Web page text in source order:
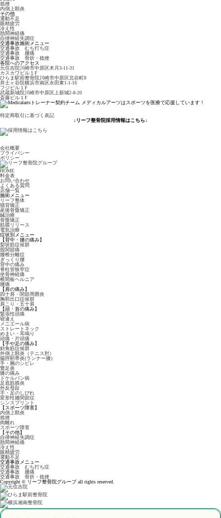
捻挫
内側上顆炎
その他
運動不足
眼精疲労
冷え性
肋間神経痛
自律神経失調症
交通事故施術メニュー
交通事故 むち打ち症
交通事故 腰痛
交通事故 骨折・捻挫
各院へのアクセス
元住吉院川崎市中原区木月3-11-31
カスカワビル１F
ひらま駅前整骨院川崎市中原区北谷町8
井土ヶ谷院横浜市南区永田東1-1-16
フジビル１F
武蔵新城院川崎市中原区上新城2-8-20
斎藤ビル１F
特定商取引に基づく表記
↓リーフ整骨院採用情報はこちら↓
会社概要
プライバシー
ポリシー
HOME
料金表
お問い合わせ
よくある質問
店舗一覧
施術メニュー
リーフ整体
猫背矯正
産後骨盤矯正
鍼治療
骨盤矯正
筋膜リリース
電気治療
症状別メニュー
【背中・腰の痛み】
梨状筋症候群
股関節痛
腰椎分離症
ぎっくり腰
背中の痛み
脊柱管狭窄症
坐骨神経痛
椎間板ヘルニア
腰痛
【肩の痛み】
四十肩・関節周囲炎
胸郭出口症候群
肩こり・五十肩
【頭・首の痛み】
緊張性頭痛
寝違え
メニエール病
ストレートネック
めまい・耳鳴り
頭痛・片頭痛
【手や足の痛み】
斜角筋症候群
外側上顆炎（テニス肘）
腸脛靭帯炎(ランナー膝)
手・腕のシビレ
鵞足炎
膝の痛み
ドケルバン病
足底筋膜炎
外反母趾
手・足のしびれ
変形性膝関節症
シンスプリント
【スポーツ障害】
内側上顆炎
捻挫
肉離れ
スポーツ障害
【その他】
自律神経失調症
肋間神経痛
冷え性
眼精疲労
運動不足
交通事故メニュー
交通事故 むち打ち症
交通事故 腰痛
交通事故 骨折・捻挫
Copyright © リーフ整骨院グループ all rights reserved.